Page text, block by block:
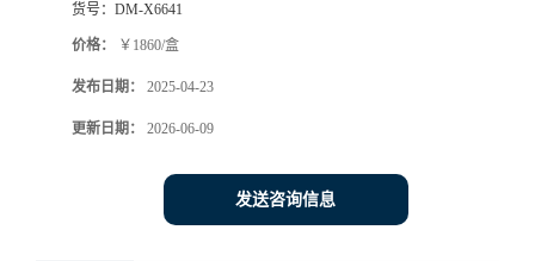
货号： DM-X6641
价格： ￥1860/盒
发布日期： 2025-04-23
更新日期： 2026-06-09
发送咨询信息